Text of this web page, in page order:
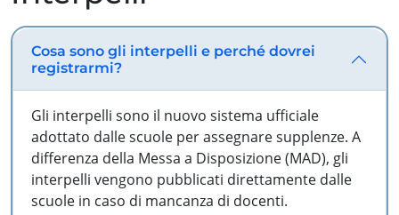
Cosa sono gli interpelli e perché dovrei
registrarmi?
Gli interpelli sono il nuovo sistema ufficiale
adottato dalle scuole per assegnare supplenze. A
differenza della Messa a Disposizione (MAD), gli
interpelli vengono pubblicati direttamente dalle
scuole in caso di mancanza di docenti.